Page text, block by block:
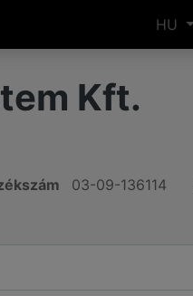
HU
Kft.
03-09-136114